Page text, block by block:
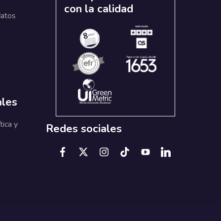
y
con la calidad
Redes sociales